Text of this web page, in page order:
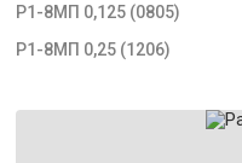
Р1-8МП 0,125 (0805)
Р1-8МП 0,25 (1206)